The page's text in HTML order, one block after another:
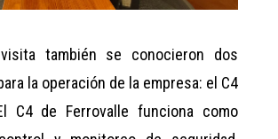
también se conocieron dos
la operación de la empresa: el C4
C4 de Ferrovalle funciona como